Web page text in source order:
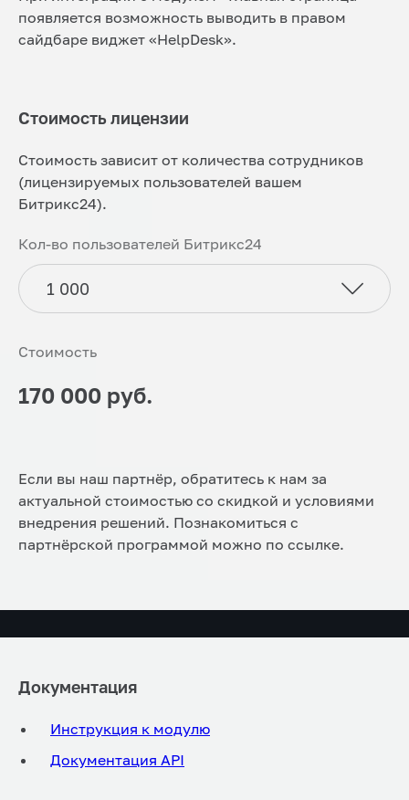
появляется возможность выводить в правом
сайдбаре виджет «HelpDesk».
Стоимость лицензии
Стоимость зависит от количества сотрудников
(лицензируемых пользователей вашем
Битрикс24).
Кол-во пользователей Битрикс24
Стоимость
170 000 руб.
Если вы наш партнёр, обратитесь к нам за
актуальной стоимостью со скидкой и условиями
внедрения решений. Познакомиться с
партнёрской программой можно по ссылке.
Документация
Инструкция к модулю
Документация API